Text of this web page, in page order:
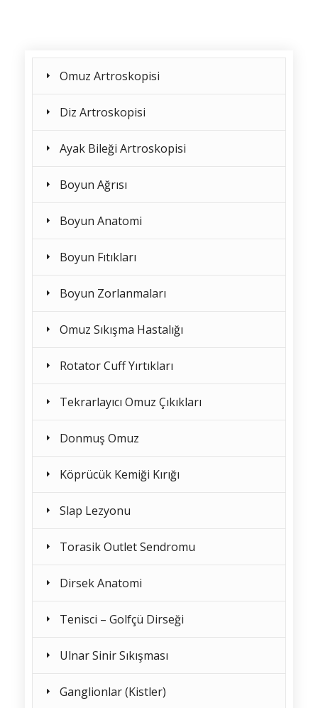
Omuz Artroskopisi
Diz Artroskopisi
Ayak Bileği Artroskopisi
Boyun Ağrısı
Boyun Anatomi
Boyun Fıtıkları
Boyun Zorlanmaları
Omuz Sıkışma Hastalığı
Rotator Cuff Yırtıkları
Tekrarlayıcı Omuz Çıkıkları
Donmuş Omuz
Köprücük Kemiği Kırığı
Slap Lezyonu
Torasik Outlet Sendromu
Dirsek Anatomi
Tenisci – Golfçü Dirseği
Ulnar Sinir Sıkışması
Ganglionlar (Kistler)